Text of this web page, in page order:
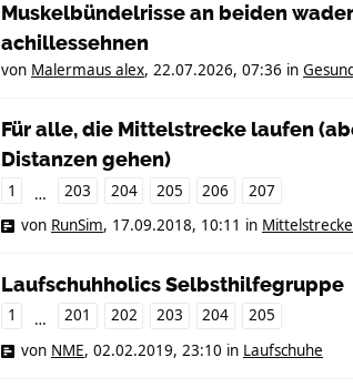
Muskelbündelrisse an beiden
achillessehnen
von Malermaus alex, 22.07.2026, 07:36 in
Für alle, die Mittelstrecke laufen
Distanzen gehen)
1 … 203 204 205 206
207
von RunSim, 17.09.2018, 10:11 in Mittelstrecke
Laufschuhholics Selbsthilfegruppe
1 … 201 202 203 204
205
von NME, 02.02.2019, 23:10 in Laufschuhe